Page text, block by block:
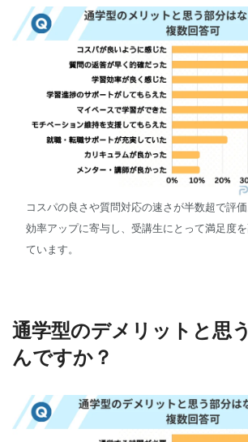
コスパの良さや質問対応の速さが半数超で評
効率アップに寄与し、受講生にとって満足度
ています。
通学型のデメリットと思
んですか？